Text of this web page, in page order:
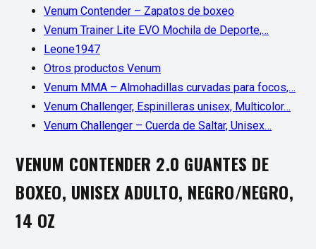
Venum Contender – Zapatos de boxeo
Venum Trainer Lite EVO Mochila de Deporte,…
Leone1947
Otros productos Venum
Venum MMA – Almohadillas curvadas para focos,…
Venum Challenger, Espinilleras unisex, Multicolor…
Venum Challenger – Cuerda de Saltar, Unisex…
VENUM CONTENDER 2.0 GUANTES DE
BOXEO, UNISEX ADULTO, NEGRO/NEGRO,
14 OZ